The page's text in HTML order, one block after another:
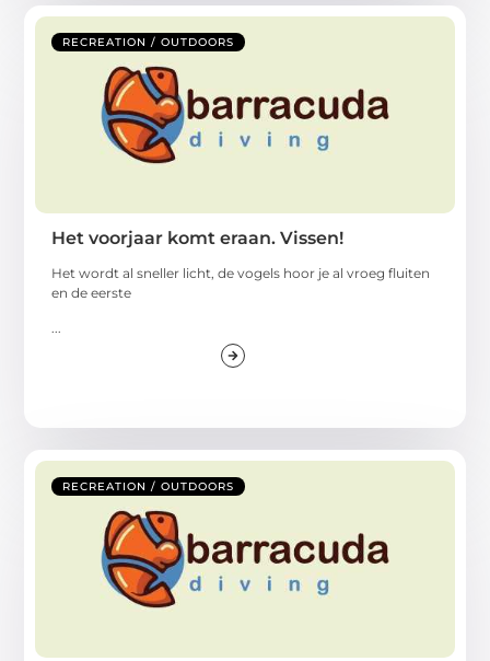
RECREATION / OUTDOORS
Het voorjaar komt eraan. Vissen!
Het wordt al sneller licht, de vogels hoor je al vroeg fluiten
en de eerste
...
RECREATION / OUTDOORS